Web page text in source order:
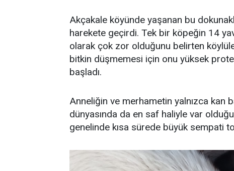
Akçakale köyünde yaşanan bu
harekete geçirdi. Tek bir köpeğin 14
olarak çok zor olduğunu belirten
bitkin düşmemesi için onu yüksek
başladı.
Anneliğin ve merhametin yalnızca kan
dünyasında da en saf haliyle var
genelinde kısa sürede büyük sempati